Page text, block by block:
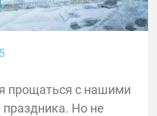
прощаться с нашими
Но не